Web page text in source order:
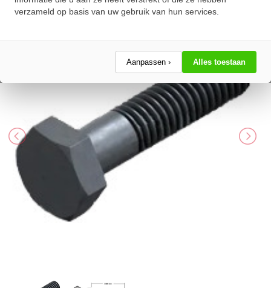
verzameld op basis van uw gebruik van hun services.
Aanpassen › Alles toestaan